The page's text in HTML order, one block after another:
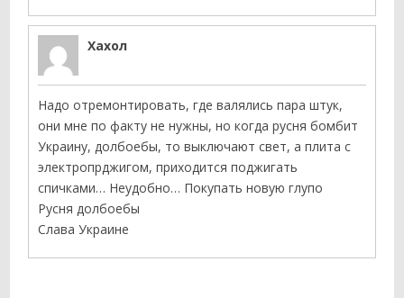
Хахол
Надо отремонтировать, где валялись пара штук,
они мне по факту не нужны, но когда русня бомбит
Украину, долбоебы, то выключают свет, а плита с
электропрджигом, приходится поджигать
спичками… Неудобно… Покупать новую глупо
Русня долбоебы
Слава Украине